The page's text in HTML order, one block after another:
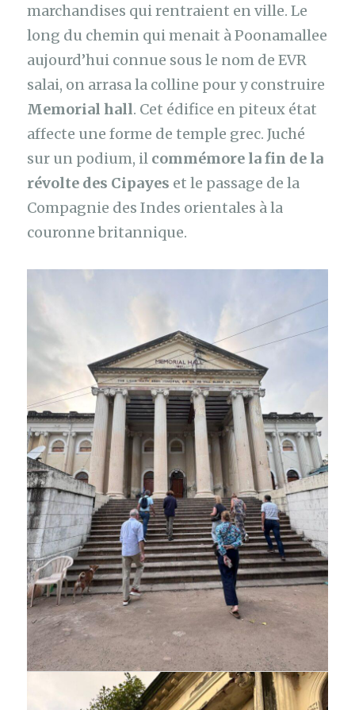
marchandises qui rentraient en ville. Le
long du chemin qui menait à Poonamallee
aujourd’hui connue sous le nom de EVR
salai, on arrasa la colline pour y construire
Memorial hall. Cet édifice en piteux état
affecte une forme de temple grec. Juché
sur un podium, il commémore la fin de la
révolte des Cipayes et le passage de la
Compagnie des Indes orientales à la
couronne britannique.